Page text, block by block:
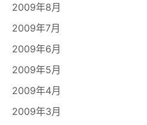
2009年8月
2009年7月
2009年6月
2009年5月
2009年4月
2009年3月